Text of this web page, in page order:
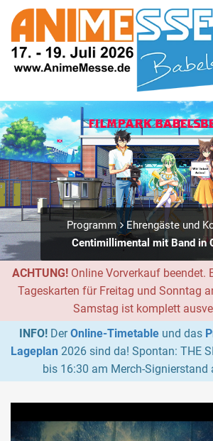
Programm
Ehrengäste und
Centimillimental mit Band in
ACHTUNG!Online Vorverkauf beendet.
Tageskarten für Freitag und Sonntag
Samstag ist komplett
INFO!DerOnline-Timetableund das
Lageplan 2026 sind da! Spontan: THE
bis 16:30 am Merch-Signierstand